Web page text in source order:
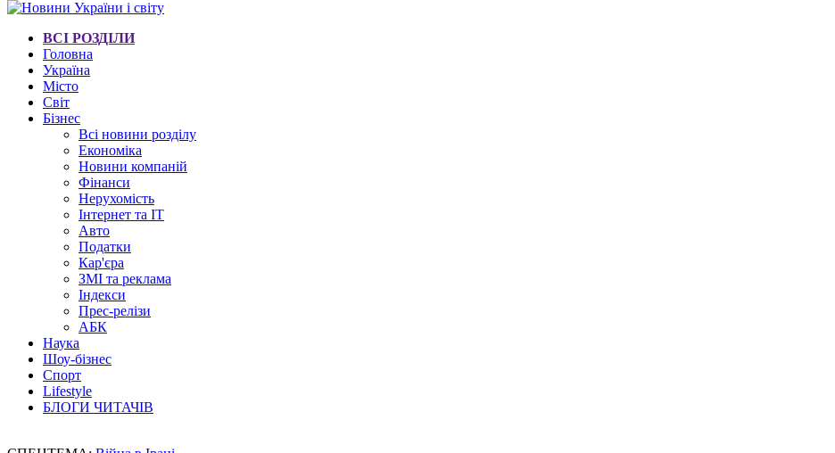
ВСІ РОЗДІЛИ
Головна
Україна
Місто
Світ
Бізнес
Всі новини розділу
Економіка
Новини компаній
Фінанси
Нерухомість
Інтернет та IT
Авто
Податки
Кар'єра
ЗМІ та реклама
Індекси
Прес-релізи
АБК
Наука
Шоу-бізнес
Спорт
Lifestyle
БЛОГИ ЧИТАЧІВ